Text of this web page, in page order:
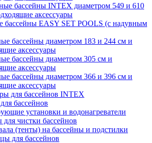
бассейны INTEX диаметром 549 и 610
аксессуары
бассейны EASY SET POOLS (с надувным
бассейны диаметром 183 и 244 см и
аксессуары
бассейны диаметром 305 см и
аксессуары
бассейны диаметром 366 и 396 см и
аксессуары
для бассейнов INTEX
бассейнов
установки и водонагреватели
чистки бассейнов
(тенты) на бассейны и подстилки
для бассейнов